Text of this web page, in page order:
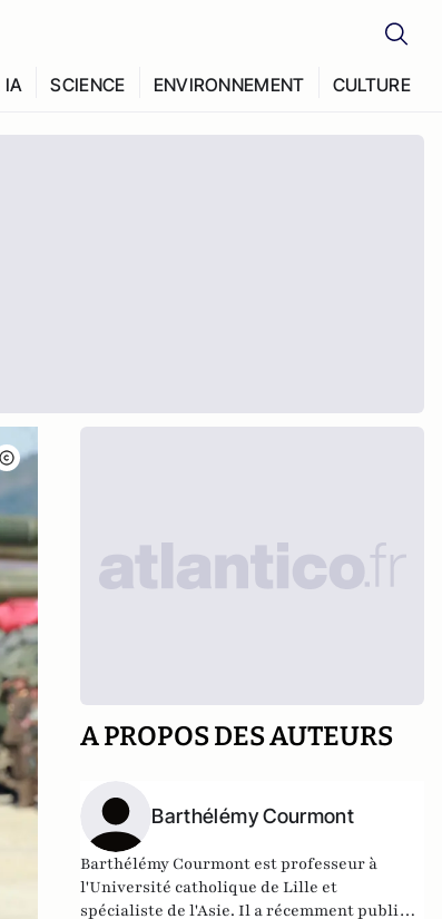
IA SCIENCE ENVIRONNEMENT CULTURE
A PROPOS DES AUTEURS
Barthélémy Courmont
Barthélémy Courmont est professeur à
l'Université catholique de Lille et
spécialiste de l'Asie. Il a récemment publié